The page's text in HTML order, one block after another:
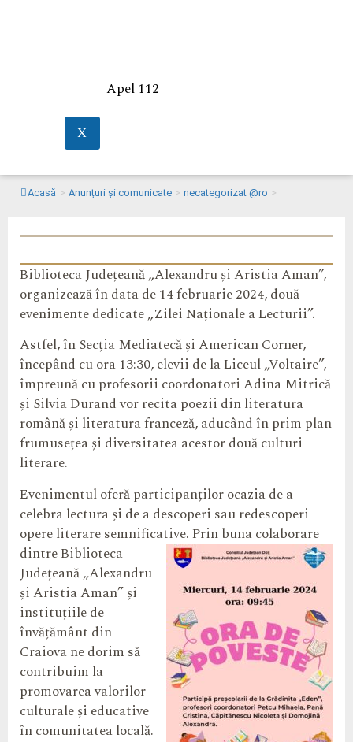
Apel 112
X
Acasă > Anunțuri și comunicate > necategorizat @ro >
Biblioteca Județeană „Alexandru și Aristia Aman”,
organizează în data de 14 februarie 2024, două
evenimente dedicate „Zilei Naționale a Lecturii”.
Astfel, în Secția Mediatecă și American Corner,
începând cu ora 13:30, elevii de la Liceul „Voltaire”,
împreună cu profesorii coordonatori Adina Mitrică
și Silvia Durand vor recita poezii din literatura
română și literatura franceză, aducând în prim plan
frumusețea și diversitatea acestor două culturi
literare.
Evenimentul oferă participanților ocazia de a
celebra lectura și de a descoperi sau redescoperi
opere literare semnificative. Prin bunacolaborare
dintre Biblioteca
Județeană „Alexandru
și Aristia Aman” și
instituțiile de
învățământ din
Craiova ne dorim să
contribuim la
promovarea valorilor
culturale și educative
în comunitatea locală.